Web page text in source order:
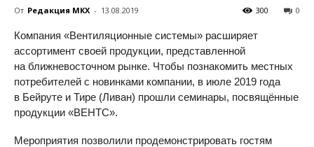
От Редакция МКХ - 13.08.2019 0
300
Компания «Вентиляционные системы» расширяет
ассортимент своей продукции, представленной
на ближневосточном рынке. Чтобы познакомить местных
потребителей с новинками компании, в июле 2019 года
в Бейруте и Тире (Ливан) прошли семинары, посвящённые
продукции «ВЕНТС».
Мероприятия позволили продемонстрировать гостям